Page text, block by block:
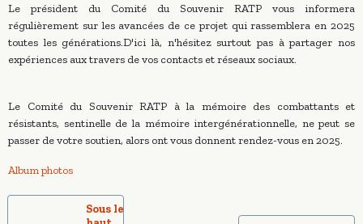
Le président du Comité du Souvenir RATP vous informera
régulièrement sur les avancées de ce projet qui rassemblera en 2025
toutes les générations.D'ici là, n'hésitez surtout pas à partager nos
expériences aux travers de vos contacts et réseaux sociaux.
Le Comité du Souvenir RATP à la mémoire des combattants et
résistants, sentinelle de la mémoire intergénérationnelle, ne peut se
passer de votre soutien, alors ont vous donnent rendez-vous en 2025.
Album photos
Sous le